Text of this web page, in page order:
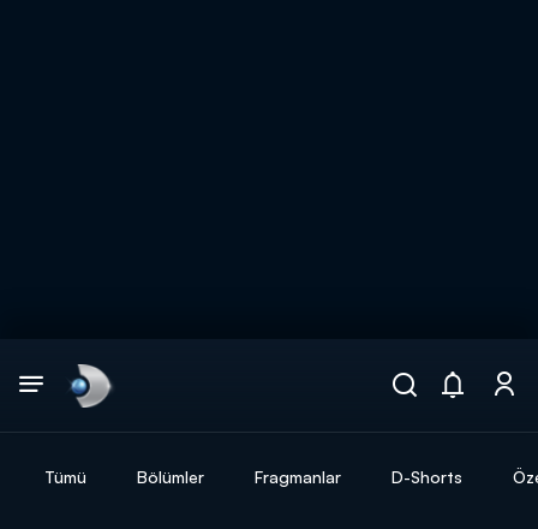
Tümü Bölümler Fragmanlar D-Shorts